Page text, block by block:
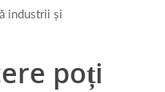
industrii și
poți